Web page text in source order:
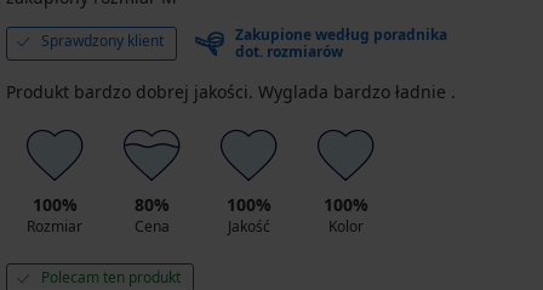
Sprawdzony klient
Zakupione według poradnika
dot. rozmiarów
Produkt bardzo dobrej jakości. Wyglada bardzo ładnie .
100%
Rozmiar
80%
Cena
100%
Jakość
100%
Kolor
Polecam ten produkt